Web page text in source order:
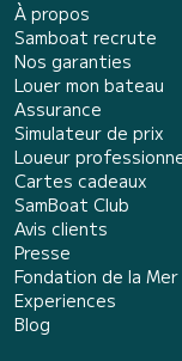
À propos
Samboat recrute
Nos garanties
Louer mon bateau
Assurance
Simulateur de prix
Loueur
Cartes cadeaux
SamBoat Club
Avis clients
Presse
Fondation de la Mer
Experiences
Blog